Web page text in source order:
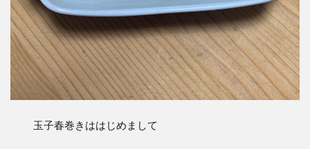
玉子春巻きははじめまして